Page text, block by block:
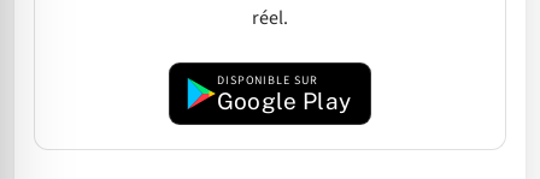
réel.
DISPONIBLE SUR
Google Play